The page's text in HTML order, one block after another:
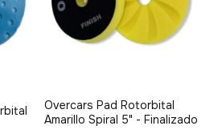
Overcars Pad Rotorbital
Amarillo Spiral 5" - Finalizado